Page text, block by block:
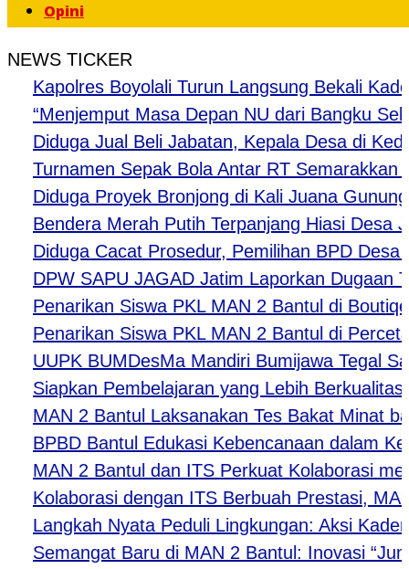
Opini
NEWS TICKER
Kapolres Boyolali Turun Langsung Bekali Kader
“Menjemput Masa Depan NU dari Bangku
Diduga Jual Beli Jabatan, Kepala Desa di Kediri
Turnamen Sepak Bola Antar RT Semarakkan
Diduga Proyek Bronjong di Kali Juana Gunung
Bendera Merah Putih Terpanjang Hiasi Desa
Diduga Cacat Prosedur, Pemilihan BPD Desa
DPW SAPU JAGAD Jatim Laporkan Dugaan
Penarikan Siswa PKL MAN 2 Bantul di Boutiqe
Penarikan Siswa PKL MAN 2 Bantul di
UUPK BUMDesMa Mandiri Bumijawa Tegal
Siapkan Pembelajaran yang Lebih Berkualitas,
MAN 2 Bantul Laksanakan Tes Bakat Minat bagi
BPBD Bantul Edukasi Kebencanaan dalam
MAN 2 Bantul dan ITS Perkuat Kolaborasi
Kolaborasi dengan ITS Berbuah Prestasi, MAN
Langkah Nyata Peduli Lingkungan: Aksi Kader
Semangat Baru di MAN 2 Bantul: Inovasi